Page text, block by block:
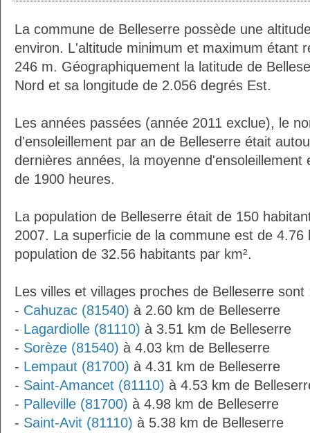
La commune de Belleserre possède une
environ. L'altitude minimum et maximum étant
246 m. Géographiquement la latitude de
Nord et sa longitude de 2.056 degrés Est.
Les années passées (année 2011 exclue), le
d'ensoleillement par an de Belleserre était
dernières années, la moyenne d'ensoleillement
de 1900 heures.
La population de Belleserre était de 150
2007. La superficie de la commune est de 4.76
population de 32.56 habitants par km².
Les villes et villages proches de Belleserre sont
- Cahuzac (81540) à 2.60 km de Belleserre
- Lagardiolle (81110) à 3.51 km de Belleserre
- Sorèze (81540) à 4.03 km de Belleserre
- Lempaut (81700) à 4.31 km de Belleserre
- Saint-Amancet (81110) à 4.53 km de
- Palleville (81700) à 4.98 km de Belleserre
- Saint-Avit (81110) à 5.38 km de Belleserre